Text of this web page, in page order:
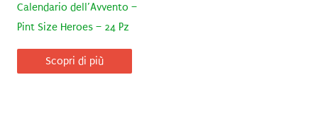
Calendario dell’Avvento –
Pint Size Heroes – 24 Pz
Scopri di più